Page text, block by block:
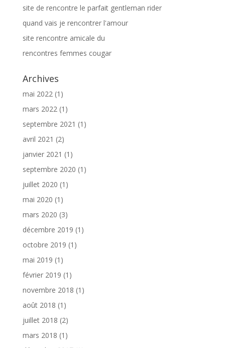
site de rencontre le parfait gentleman rider
quand vais je rencontrer l'amour
site rencontre amicale du
rencontres femmes cougar
Archives
mai 2022(1)
mars 2022(1)
septembre 2021 (1)
avril 2021 (2)
janvier 2021 (1)
septembre 2020 (1)
juillet 2020 (1)
mai 2020 (1)
mars 2020 (3)
décembre 2019 (1)
octobre 2019 (1)
mai 2019 (1)
février 2019 (1)
novembre 2018 (1)
août 2018 (1)
juillet 2018 (2)
mars 2018 (1)